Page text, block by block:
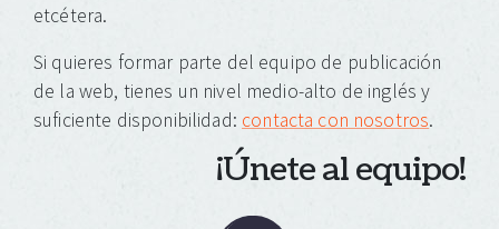
etcétera.
Si quieres formar parte del equipo de publicación
de la web, tienes un nivel medio-alto de inglés y
suficiente disponibilidad: contacta con nosotros.
¡Únete al equipo!